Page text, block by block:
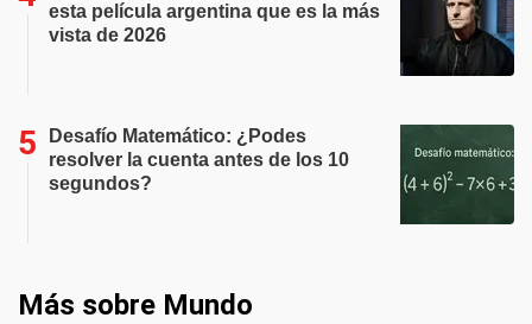
esta película argentina que es la más
vista de 2026
Desafío Matemático: ¿Podes
resolver la cuenta antes de los 10
segundos?
Más sobre Mundo